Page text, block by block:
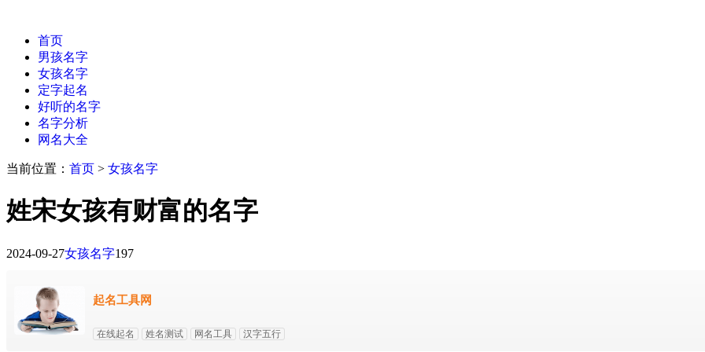
首页
男孩名字
女孩名字
定字起名
好听的名字
名字分析
网名大全
当前位置： 首页 > 女孩名字
姓宋女孩有财富的名字
2024-09-27女孩名字197
起名工具网
在线起名 姓名测试 网名工具 汉字五行